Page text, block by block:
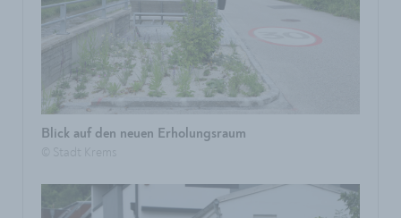
Blick auf den neuen Erholungsraum